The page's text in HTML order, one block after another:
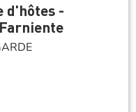
d'hôtes -